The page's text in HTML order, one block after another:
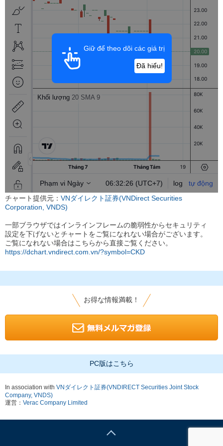
チャート提供元： VNダイレクト証券(VNDirect Securities
Corporation, VNDS)
一部ブラウザではインラインフレームの脆弱性からセキュリティ
設定を下げないとチャートをご覧になれない場合がございます。
ご覧になれない場合はこちらから直接ご覧ください。
https://dchart.vndirect.com.vn/?symbol=CKD
お得な情報満載！
PC版はこちら
In association with VNダイレクト証券(VNDIRECT Securities Joint Stock
Company, VNDS)
運営： Verac Company Limited